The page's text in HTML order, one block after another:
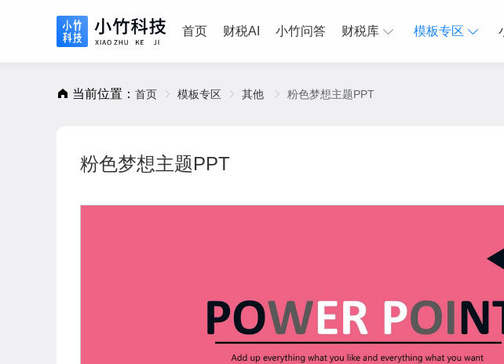
首页 财税AI 小竹问答 财税库 模板专区
当前位置： 首页 模板专区 其他 粉色梦想主题PPT
粉色梦想主题PPT